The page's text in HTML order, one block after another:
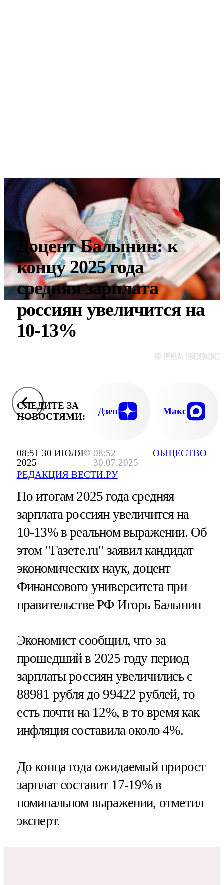
08:51 30 ИЮЛЯ
2025
08:52
30.07.2025
РЕДАКЦИЯ ВЕСТИ.РУ
ОБЩЕСТВО
Доцент Балынин: к
концу 2025 года
средняя зарплата
россиян увеличится на
10-13%
© РИА
СЛЕДИТЕ ЗА
НОВОСТЯМИ:
Дзен Макс
По итогам 2025 года средняя
зарплата россиян увеличится на
10-13% в реальном выражении. Об
этом "Газете.ru" заявил кандидат
экономических наук, доцент
Финансового университета при
правительстве РФ Игорь Балынин
Экономист сообщил, что за
прошедший в 2025 году период
зарплаты россиян увеличились с
88981 рубля до 99422 рублей, то
есть почти на 12%, в то время как
инфляция составила около 4%.
До конца года ожидаемый прирост
зарплат составит 17-19% в
номинальном выражении, отметил
эксперт.